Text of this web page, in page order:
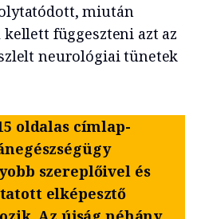
miután
függeszteni azt az
neurológiai tünetek
oldalas címlap-
szereplőivel és
elképesztő